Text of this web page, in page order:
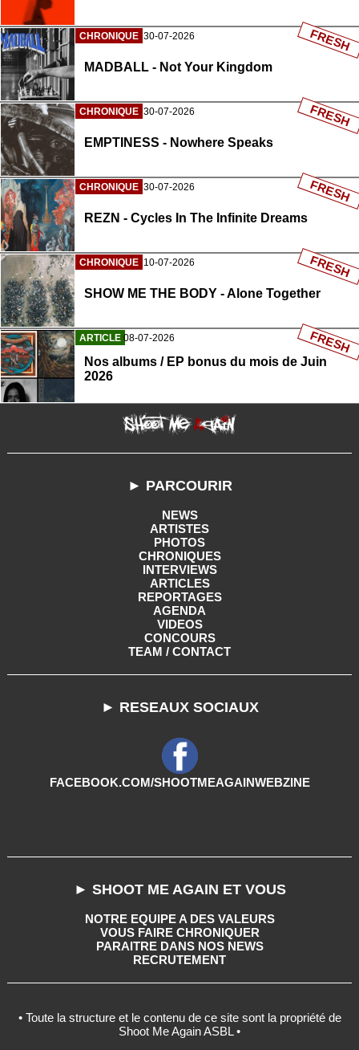
CHRONIQUE 30-07-2026
MADBALL - Not Your Kingdom
FRESH
CHRONIQUE 30-07-2026
EMPTINESS - Nowhere Speaks
FRESH
CHRONIQUE 30-07-2026
REZN - Cycles In The Infinite Dreams
FRESH
CHRONIQUE 10-07-2026
SHOW ME THE BODY - Alone Together
FRESH
ARTICLE 08-07-2026
Nos albums / EP bonus du mois de Juin
2026
FRESH
► PARCOURIR
NEWS
ARTISTES
PHOTOS
CHRONIQUES
INTERVIEWS
ARTICLES
REPORTAGES
AGENDA
VIDEOS
CONCOURS
TEAM / CONTACT
► RESEAUX SOCIAUX
FACEBOOK.COM/SHOOTMEAGAINWEBZINE
► SHOOT ME AGAIN ET VOUS
NOTRE EQUIPE A DES VALEURS
VOUS FAIRE CHRONIQUER
PARAITRE DANS NOS NEWS
RECRUTEMENT
• Toute la structure et le contenu de ce site sont la propriété de
Shoot Me Again ASBL •